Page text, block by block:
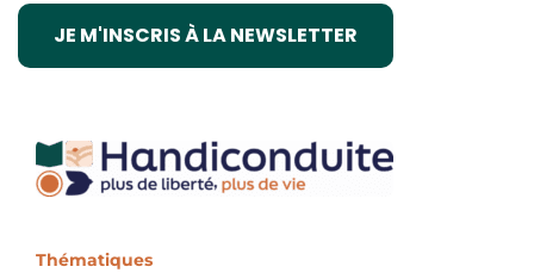
Thématiques